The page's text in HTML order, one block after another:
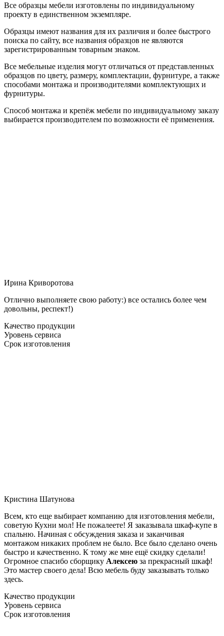
Все образцы мебели изготовлены по индивидуальному
проекту в единственном экземпляре.
Образцы имеют названия для их различия и более быстрого
поиска по сайту, все названия образцов не являются
зарегистрированным товарным знаком.
Все мебельные изделия могут отличаться от представленных
образцов по цвету, размеру, комплектации, фурнитуре, а также
способами монтажа и производителями комплектующих и
фурнитуры.
Способ монтажа и крепёж мебели по индивидуальному заказу
выбирается производителем по возможности её применения.
Ирина Криворотова
Отлично выполняете свою работу:) все остались более чем
довольны, респект!)
Качество продукции
Уровень сервиса
Срок изготовления
Кристина Шатунова
Всем, кто еще выбирает компанию для изготовления мебели,
советую Кухни мол! Не пожалеете! Я заказывала шкаф-купе в
спальню. Начиная с обсуждения заказа и заканчивая
монтажом никаких проблем не было. Все было сделано очень
быстро и качественно. К тому же мне ещё скидку сделали!
Огромное спасибо сборщику Алексею за прекрасный шкаф!
Это мастер своего дела! Всю мебель буду заказывать только
здесь.
Качество продукции
Уровень сервиса
Срок изготовления